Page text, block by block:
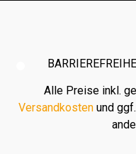
Alle Preise inkl.
Versandkostenund ggf.